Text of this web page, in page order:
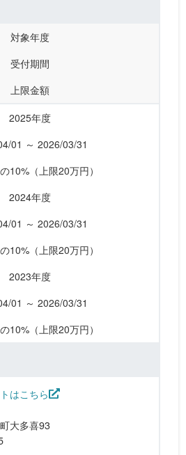
対象年度
受付期間
上限金額
2025年度
01 ～ 2026/03/31
10%（上限20万円）
2024年度
01 ～ 2026/03/31
10%（上限20万円）
2023年度
01 ～ 2026/03/31
10%（上限20万円）
はこちら
大多喜93